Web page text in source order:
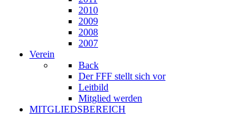
2010
2009
2008
2007
Verein
Back
Der FFF stellt sich vor
Leitbild
Mitglied werden
MITGLIEDSBEREICH